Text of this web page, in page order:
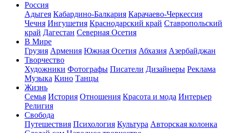
Россия
Адыгея Кабардино-Балкария Карачаево-Черкессия
Чечня Ингушетия Краснодарский край Ставропольский
край Дагестан Северная Осетия
В Мире
Грузия Армения Южная Осетия Абхазия Азербайджан
Творчество
Художники Фотографы Писатели Дизайнеры Реклама
Музыка Кино Танцы
Жизнь
Семья История Отношения Красота и мода Интерьер
Религия
Свобода
Путешествия Психология Культура Авторская колонка